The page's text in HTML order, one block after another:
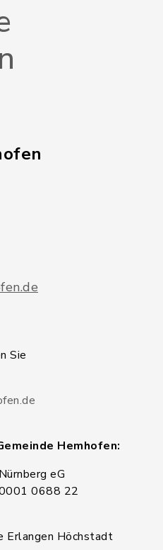
Sie
Hemhofen:
eG
0688 22
Erlangen Höchstadt